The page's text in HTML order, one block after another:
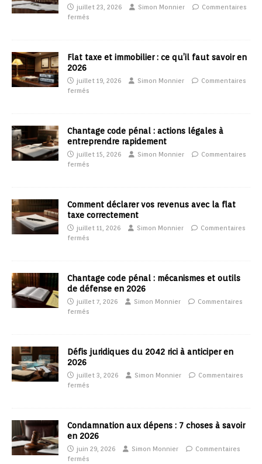
juillet 23, 2026 Simon Monnier
Commentaires
fermés
Flat taxe et immobilier : ce qu’il faut savoir en
2026
juillet 19, 2026 Simon Monnier
Commentaires
fermés
Chantage code pénal : actions légales à
entreprendre rapidement
juillet 15, 2026 Simon Monnier
Commentaires
fermés
Comment déclarer vos revenus avec la flat
taxe correctement
juillet 11, 2026 Simon Monnier
Commentaires
fermés
Chantage code pénal : mécanismes et outils
de défense en 2026
juillet 7, 2026 Simon Monnier
Commentaires
fermés
Défis juridiques du 2042 rici à anticiper en
2026
juillet 3, 2026 Simon Monnier
Commentaires
fermés
Condamnation aux dépens : 7 choses à savoir
en 2026
juin 29, 2026 Simon Monnier
Commentaires
fermés